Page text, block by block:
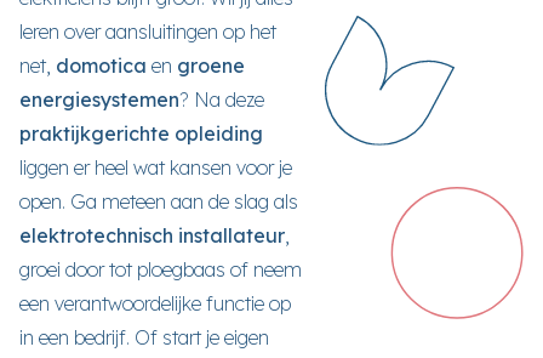
leren over aansluitingen op het
net, domotica en groene
energiesystemen? Na deze
praktijkgerichte opleiding
liggen er heel wat kansen voor je
open. Ga meteen aan de slag als
elektrotechnisch installateur,
groei door tot ploegbaas of neem
een verantwoordelijke functie op
in een bedrijf. Of start je eigen